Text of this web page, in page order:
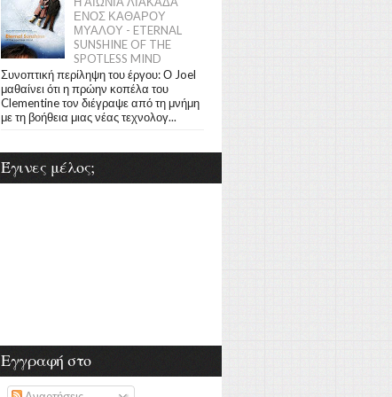
ΕΝΟΣ ΚΑΘΑΡΟΥ
ΜΥΑΛΟΥ - ETERNAL
SUNSHINE OF THE
SPOTLESS MIND
Συνοπτική περίληψη του έργου: Ο Joel
μαθαίνει ότι η πρώην κοπέλα του
Clementine τον διέγραψε από τη μνήμη
με τη βοήθεια μιας νέας τεχνολογ...
Έγινες μέλος;
Εγγραφή στο